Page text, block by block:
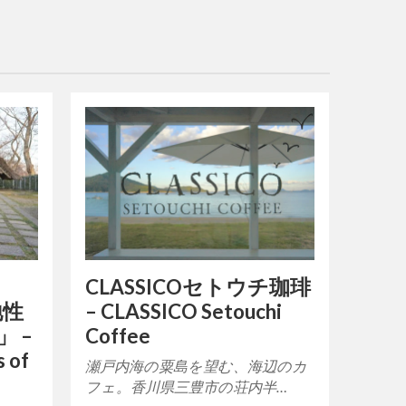
–
of
CLASSICOセトウチ珈琲
– CLASSICO Setouchi
Coffee
瀬戸内海の粟島を望む、海辺のカ
フェ。香川県三豊市の荘内半…